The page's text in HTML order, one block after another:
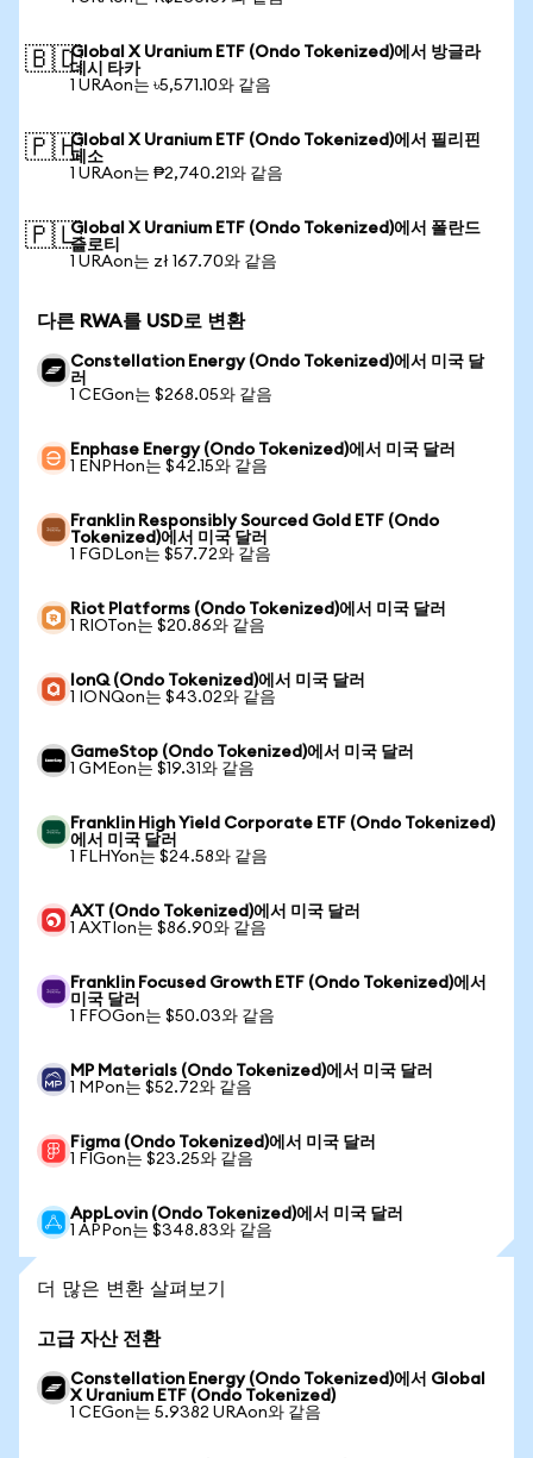
🇧🇩Global X Uranium ETF (Ondo Tokenized)에서 방글라
데시 타카
1 URAon는 ৳5,571.10와 같음
🇵🇭Global X Uranium ETF (Ondo Tokenized)에서 필리핀
페소
1 URAon는 ₱2,740.21와 같음
🇵🇱Global X Uranium ETF (Ondo Tokenized)에서 폴란드
즐로티
1 URAon는 zł 167.70와 같음
다른 RWA를 USD로 변환
Constellation Energy (Ondo Tokenized)에서 미국 달
러
1 CEGon는 $268.05와 같음
Enphase Energy (Ondo Tokenized)에서 미국 달러
1 ENPHon는 $42.15와 같음
Franklin Responsibly Sourced Gold ETF (Ondo
Tokenized)에서 미국 달러
1 FGDLon는 $57.72와 같음
Riot Platforms (Ondo Tokenized)에서 미국 달러
1 RIOTon는 $20.86와 같음
IonQ (Ondo Tokenized)에서 미국 달러
1 IONQon는 $43.02와 같음
GameStop (Ondo Tokenized)에서 미국 달러
1 GMEon는 $19.31와 같음
Franklin High Yield Corporate ETF (Ondo Tokenized)
에서 미국 달러
1 FLHYon는 $24.58와 같음
AXT (Ondo Tokenized)에서 미국 달러
1 AXTIon는 $86.90와 같음
Franklin Focused Growth ETF (Ondo Tokenized)에서
미국 달러
1 FFOGon는 $50.03와 같음
MP Materials (Ondo Tokenized)에서 미국 달러
1 MPon는 $52.72와 같음
Figma (Ondo Tokenized)에서 미국 달러
1 FIGon는 $23.25와 같음
AppLovin (Ondo Tokenized)에서 미국 달러
1 APPon는 $348.83와 같음
더 많은 변환 살펴보기
고급 자산 전환
Constellation Energy (Ondo Tokenized)에서 Global
X Uranium ETF (Ondo Tokenized)
1 CEGon는 5.9382 URAon와 같음